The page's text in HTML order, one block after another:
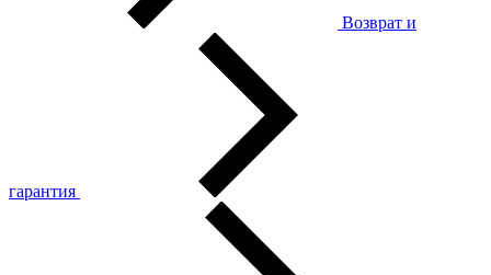
Возврат и
гарантия